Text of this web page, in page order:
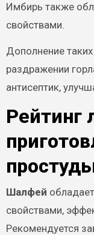
Имбирь также
свойствами.
Дополнение
раздражении
антисептик,
Рейтинг
Шалфей
свойствами,
Рекомендуется